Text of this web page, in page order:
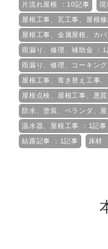
片流れ屋根 ：10記事 現
屋根工事、瓦工事、屋根
屋根工事、金属屋根、カ
雨漏り、修理、補助金 ：1
雨漏り、修理、コーキン
屋根工事、葺き替え工事
屋根点検、屋根工事、悪
防水、塗装、ベランダ、
温水器、屋根工事 ：1記事
結露記事 ：1記事 床材